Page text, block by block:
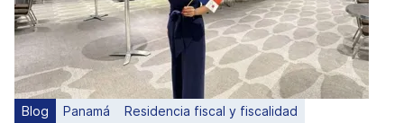
Blog Panamá Residencia fiscal y fiscalidad